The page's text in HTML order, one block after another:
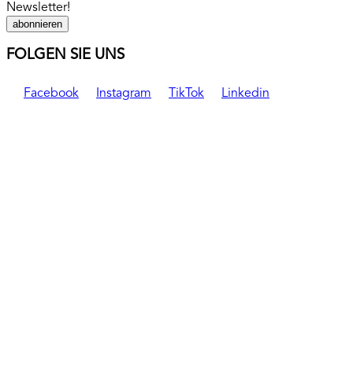
Newsletter!
abonnieren
FOLGEN SIE UNS
Facebook Instagram TikTok Linkedin